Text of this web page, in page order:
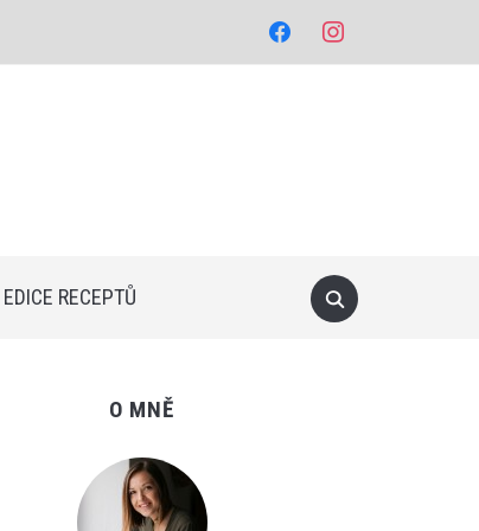
facebookinstagram
EDICE RECEPTŮ
O MNĚ